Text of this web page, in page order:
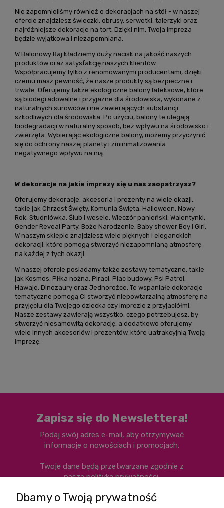
Nie zapomnieliśmy również o dekoracjach na stół - w naszej
ofercie znajdziesz świeczki, obrusy, serwetki, talerzyki oraz
najróżniejsze dekoracje na tort. Dzięki nim, Twoja impreza
będzie wyjątkowa i niezapomniana.
W Balonowy Raj kładziemy duży nacisk na jakość naszych
produktów oraz satysfakcję naszych klientów.
Współpracujemy tylko z renomowanymi producentami, dzięki
czemu masz pewność, że nasze produkty są bezpieczne i
trwałe. Oferujemy także ekologiczne balony lateksowe, które
są biodegradowalne i przyjazne dla środowiska, wykonane z
naturalnych surowców i nie zawierających substancji
szkodliwych dla środowiska. Po użyciu, balony te ulegają
biodegradacji w naturalny sposób, bez wpływu na środowisko i
zwierzęta. Wybierając ekologiczne balony, możemy przyczynić
się do ochrony naszej planety i zminimalizowania
negatywnego wpływu na nią.
W dekoracje na jakie imprezy się u nas zaopatrzysz?
Oferujemy dekoracje, akcesoria i prezenty na wiele okazji,
takie jak Chrzest Święty, Komunia Święta, Halloween, Nowy
Rok, Studniówka, Ślub i wesele, Wieczór panieński, Walentynki,
Gender Reveal Party, Boże Narodzenie, Baby shower Boy i Girl.
W naszym sklepie znajdziesz wiele pięknych i eleganckich
dekoracji, które pomogą stworzyć niezapomnianą atmosferę
na każdej z tych okazji.
W naszej ofercie posiadamy także zestawy tematyczne, takie
jak Kosmos, Piłka nożna, Piraci, Plac budowy, Psi Patrol,
Hawaje, Dinozaury oraz Jednorożce. Te wspaniałe dekoracje
tematyczne pomogą Ci stworzyć niepowtarzalną atmosferę na
przyjęciu dla Twojego dziecka czy imprezie z przyjaciółmi.
Nasze zestawy zawierają wszystko, czego potrzebujesz, by
stworzyć niesamowitą dekorację, a dodatkowo oferujemy
wiele innych akcesoriów i prezentów, które uatrakcyjnią Twoją
imprezę.
Zapisz się do Newslettera!
Podaj swój adres e-mail, aby otrzymywać
informacje o nowościach i promocjach.
Twoje dane będą przetwarzane zgodnie z
nasząpolityką prywatności.
Dbamy o Twoją prywatność